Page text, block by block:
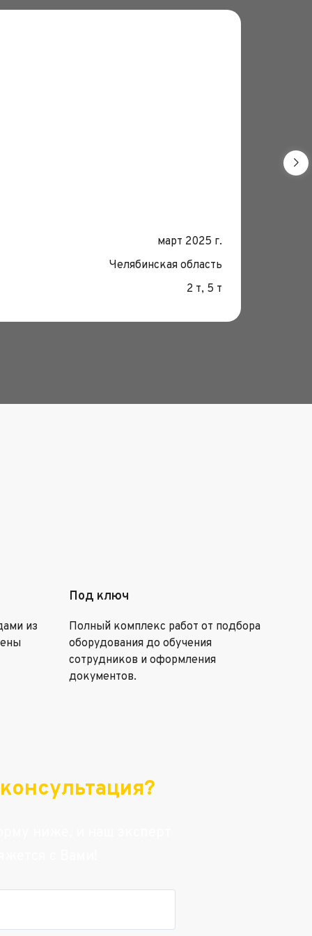
март 2025 г.
Челябинская область
2 т, 5 т
из
Под ключ
Полный комплекс работ от подбора
оборудования до обучения
сотрудников и оформления
документов.